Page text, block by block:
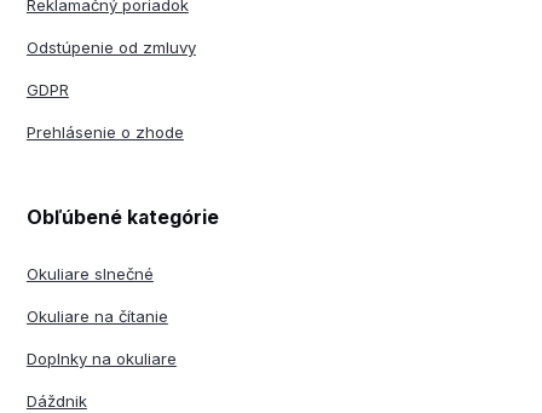
Reklamačný poriadok
Odstúpenie od zmluvy
GDPR
Prehlásenie o zhode
Obľúbené kategórie
Okuliare slnečné
Okuliare na čítanie
Doplnky na okuliare
Dáždnik